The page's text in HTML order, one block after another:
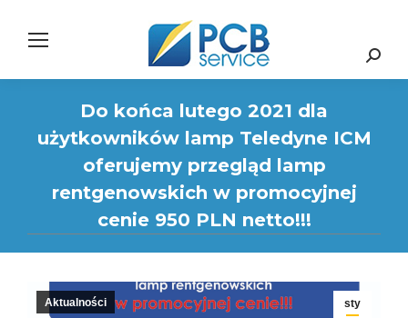
Search:
Do końca lutego 2021 dla
użytkowników lamp Teledyne ICM
oferujemy przegląd lamp
rentgenowskich w promocyjnej
cenie 950 PLN netto!!!
sty
Aktualności